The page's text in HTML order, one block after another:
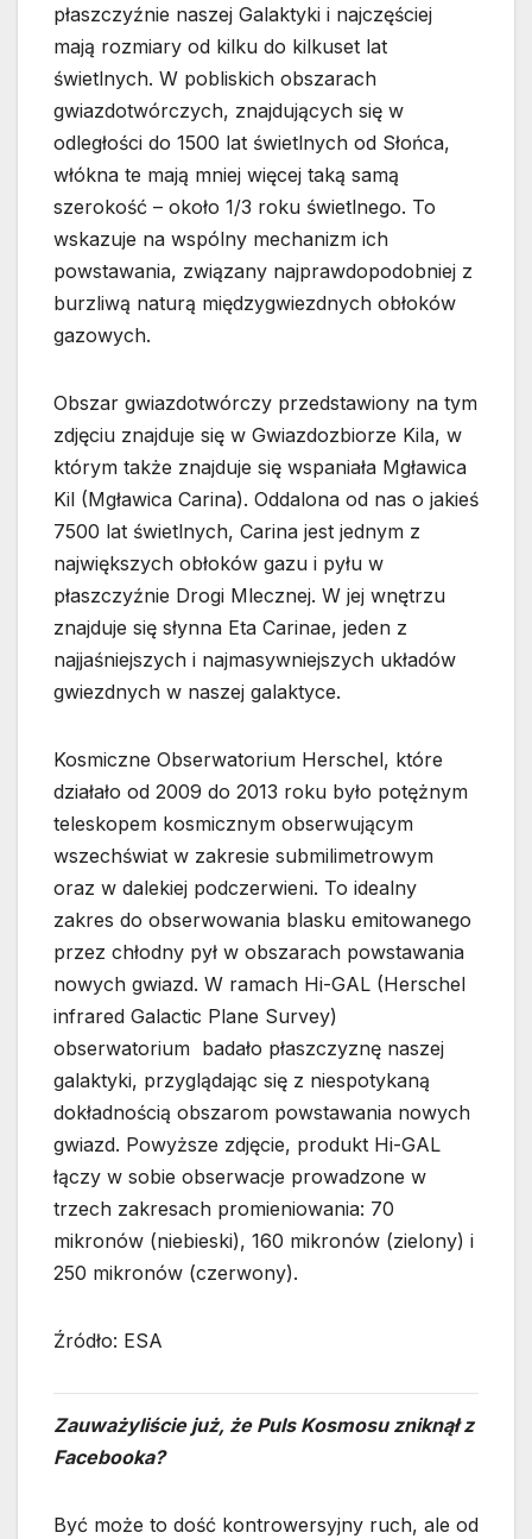
płaszczyźnie naszej Galaktyki i najczęściej
mają rozmiary od kilku do kilkuset lat
świetlnych. W pobliskich obszarach
gwiazdotwórczych, znajdujących się w
odległości do 1500 lat świetlnych od Słońca,
włókna te mają mniej więcej taką samą
szerokość – około 1/3 roku świetlnego. To
wskazuje na wspólny mechanizm ich
powstawania, związany najprawdopodobniej z
burzliwą naturą międzygwiezdnych obłoków
gazowych.
Obszar gwiazdotwórczy przedstawiony na tym
zdjęciu znajduje się w Gwiazdozbiorze Kila, w
którym także znajduje się wspaniała Mgławica
Kil (Mgławica Carina). Oddalona od nas o jakieś
7500 lat świetlnych, Carina jest jednym z
największych obłoków gazu i pyłu w
płaszczyźnie Drogi Mlecznej. W jej wnętrzu
znajduje się słynna Eta Carinae, jeden z
najjaśniejszych i najmasywniejszych układów
gwiezdnych w naszej galaktyce.
Kosmiczne Obserwatorium Herschel, które
działało od 2009 do 2013 roku było potężnym
teleskopem kosmicznym obserwującym
wszechświat w zakresie submilimetrowym
oraz w dalekiej podczerwieni. To idealny
zakres do obserwowania blasku emitowanego
przez chłodny pył w obszarach powstawania
nowych gwiazd. W ramach Hi-GAL (Herschel
infrared Galactic Plane Survey)
obserwatorium badało płaszczyznę naszej
galaktyki, przyglądając się z niespotykaną
dokładnością obszarom powstawania nowych
gwiazd. Powyższe zdjęcie, produkt Hi-GAL
łączy w sobie obserwacje prowadzone w
trzech zakresach promieniowania: 70
mikronów (niebieski), 160 mikronów (zielony) i
250 mikronów (czerwony).
Źródło: ESA
Zauważyliście już, że Puls Kosmosu zniknął z
Facebooka?
Być może to dość kontrowersyjny ruch, ale od